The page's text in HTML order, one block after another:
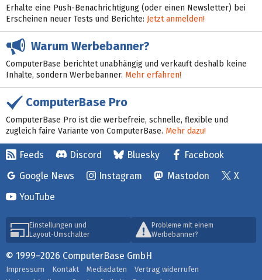
Erhalte eine Push-Benachrichtigung (oder einen Newsletter) bei
Erscheinen neuer Tests und Berichte: Jetzt anmelden!
Warum Werbebanner?
ComputerBase berichtet unabhängig und verkauft deshalb keine
Inhalte, sondern Werbebanner. Mehr erfahren!
ComputerBase Pro
ComputerBase Pro ist die werbefreie, schnelle, flexible und
zugleich faire Variante von ComputerBase. Mehr dazu!
Feeds Discord Bluesky
Facebook
Google News
Instagram Mastodon
X
YouTube
Einstellungen und
Layout-Umschalter
Probleme mit einem
Werbebanner?
© 1999–2026 ComputerBase GmbH
Impressum Kontakt Mediadaten
Vertrag widerrufen